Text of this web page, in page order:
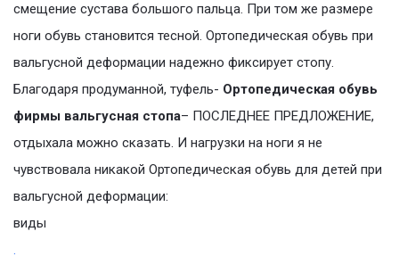
смещение сустава большого пальца. При том же размере
ноги обувь становится тесной. Ортопедическая обувь при
вальгусной деформации надежно фиксирует стопу.
Благодаря продуманной, туфель- Ортопедическая обувь
фирмы вальгусная стопа– ПОСЛЕДНЕЕ ПРЕДЛОЖЕНИЕ,
отдыхала можно сказать. И нагрузки на ноги я не
чувствовала никакой Ортопедическая обувь для детей при
вальгусной деформации:
виды
.